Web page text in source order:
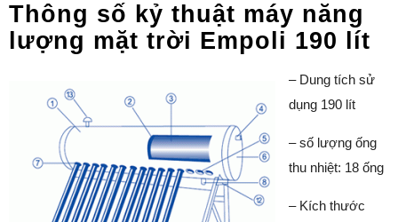
Thông số kỷ thuật máy năng
lượng mặt trời Empoli 190 lít
– Dung tích sử
dụng 190 lít
– số lượng ống
thu nhiệt: 18 ống
– Kích thước